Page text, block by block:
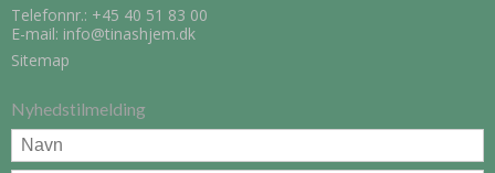
Telefonnr.: +45 40 51 83 00
E-mail: info@tinashjem.dk
Sitemap
Nyhedstilmelding